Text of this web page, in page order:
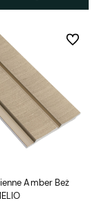
Amber Beż
Do